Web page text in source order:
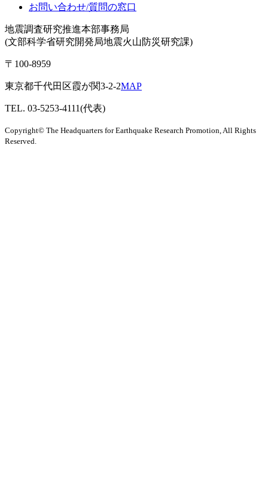
お問い合わせ/質問の窓口
地震調査研究推進本部事務局
(文部科学省研究開発局地震火山防災研究課)
〒100-8959
東京都千代田区霞が関3-2-2MAP
TEL. 03-5253-4111(代表)
Copyright© The Headquarters for Earthquake Research Promotion, All Rights
Reserved.